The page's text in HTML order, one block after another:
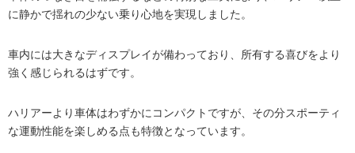
に静かで揺れの少ない乗り心地を実現しました。
車内には大きなディスプレイが備わっており、所有する喜びをより
強く感じられるはずです。
ハリアーより車体はわずかにコンパクトですが、その分スポーティ
な運動性能を楽しめる点も特徴となっています。